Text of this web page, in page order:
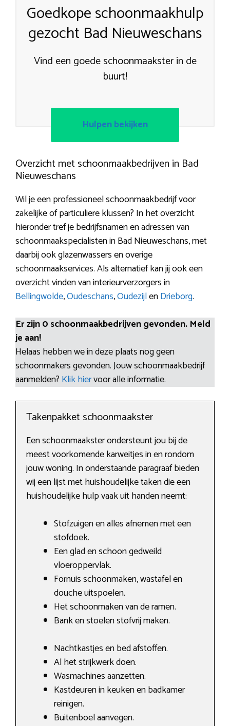
Goedkope schoonmaakhulp
gezocht Bad Nieuweschans
Vind een goede schoonmaakster in de
buurt!
Hulpen bekijken
Overzicht met schoonmaakbedrijven in Bad
Nieuweschans
Wil je een professioneel schoonmaakbedrijf voor
zakelijke of particuliere klussen? In het overzicht
hieronder tref je bedrijfsnamen en adressen van
schoonmaakspecialisten in Bad Nieuweschans, met
daarbij ook glazenwassers en overige
schoonmaakservices. Als alternatief kan jij ook een
overzicht vinden van interieurverzorgers in
Bellingwolde,Oudeschans,OudezijlenDrieborg.
Er zijn 0 schoonmaakbedrijven gevonden. Meld
je aan!
Helaas hebben we in deze plaats nog geen
schoonmakers gevonden. Jouw schoonmaakbedrijf
aanmelden? Klik hiervoor alle informatie.
Takenpakket schoonmaakster
Een schoonmaakster ondersteunt jou bij de
meest voorkomende karweitjes in en rondom
jouw woning. In onderstaande paragraaf bieden
wij een lijst met huishoudelijke taken die een
huishoudelijke hulp vaak uit handen neemt:
Stofzuigen en alles afnemen met een
stofdoek.
Een glad en schoon gedweild
vloeroppervlak.
Fornuis schoonmaken, wastafel en
douche uitspoelen.
Het schoonmaken van de ramen.
Bank en stoelen stofvrij maken.
Nachtkastjes en bed afstoffen.
Al het strijkwerk doen.
Wasmachines aanzetten.
Kastdeuren in keuken en badkamer
reinigen.
Buitenboel aanvegen.